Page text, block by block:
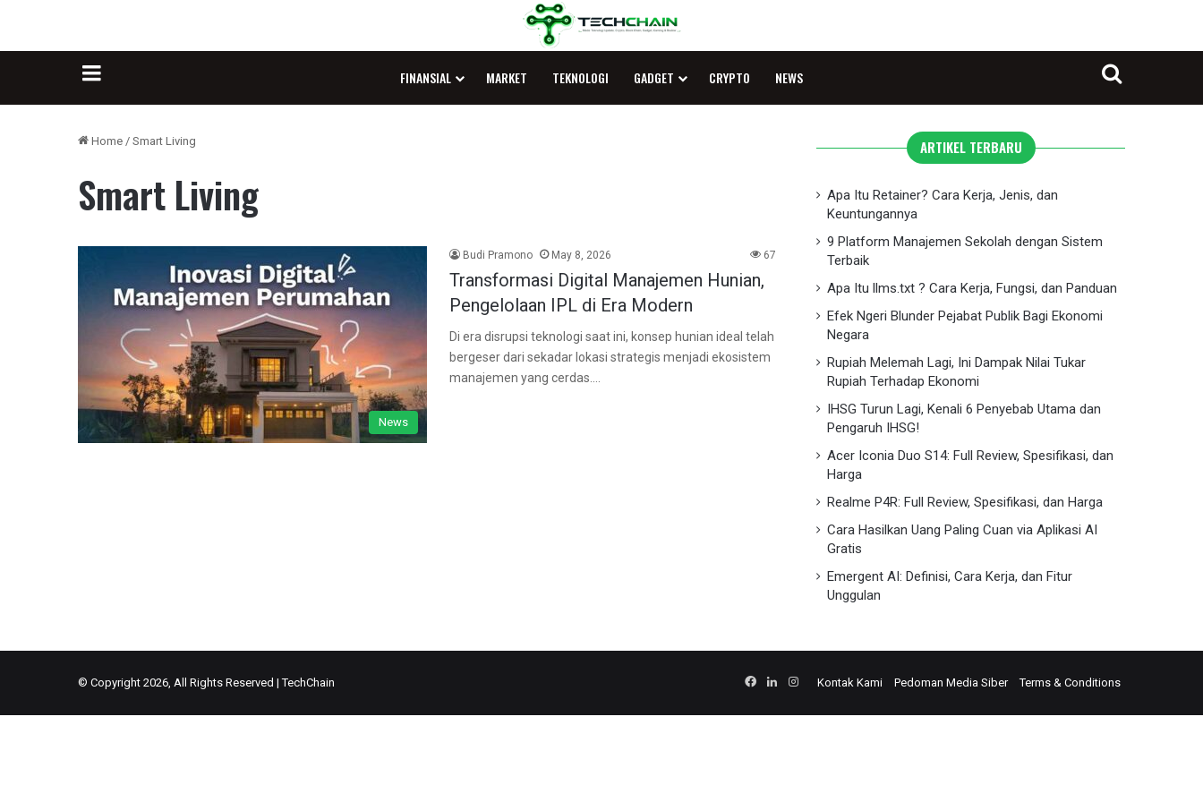
FINANSIAL MARKET TEKNOLOGI GADGET CRYPTO NEWS
Sidebar Search for
Home / Smart Living
Smart Living
News
Budi Pramono May 8, 2026 67
Transformasi Digital Manajemen Hunian,
Pengelolaan IPL di Era Modern
Di era disrupsi teknologi saat ini, konsep hunian ideal telah
bergeser dari sekadar lokasi strategis menjadi ekosistem
manajemen yang cerdas.…
ARTIKEL TERBARU
Apa Itu Retainer? Cara Kerja, Jenis, dan
Keuntungannya
9 Platform Manajemen Sekolah dengan Sistem
Terbaik
Apa Itu llms.txt ? Cara Kerja, Fungsi, dan Panduan
Efek Ngeri Blunder Pejabat Publik Bagi Ekonomi
Negara
Rupiah Melemah Lagi, Ini Dampak Nilai Tukar
Rupiah Terhadap Ekonomi
IHSG Turun Lagi, Kenali 6 Penyebab Utama dan
Pengaruh IHSG!
Acer Iconia Duo S14: Full Review, Spesifikasi, dan
Harga
Realme P4R: Full Review, Spesifikasi, dan Harga
Cara Hasilkan Uang Paling Cuan via Aplikasi AI
Gratis
Emergent AI: Definisi, Cara Kerja, dan Fitur
Unggulan
© Copyright 2026, All Rights Reserved |TechChain Kontak Kami Pedoman Media Siber Terms & Conditions
Facebook
LinkedInInstagram